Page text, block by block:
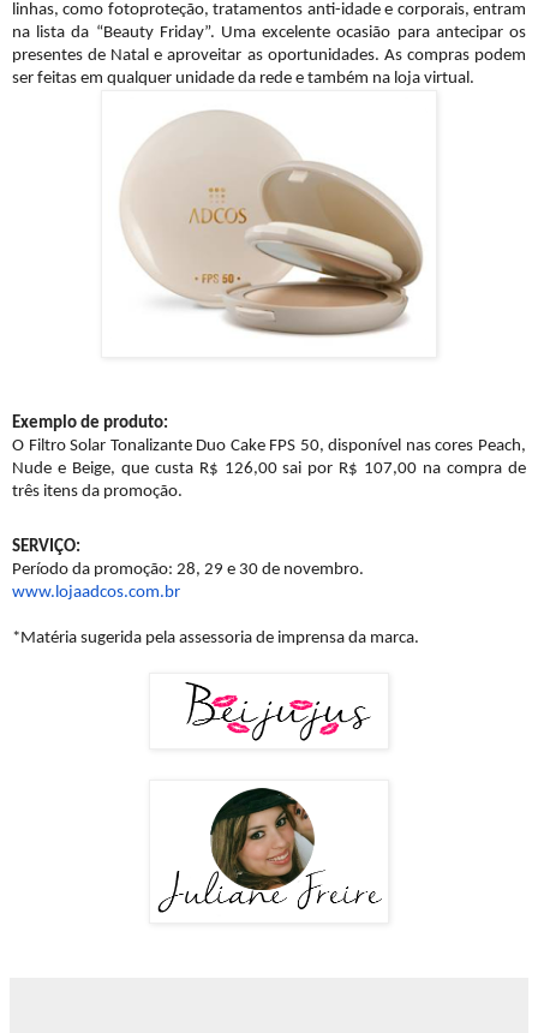
linhas, como fotoproteção, tratamentos anti-idade e corporais, entram
na lista da “Beauty Friday”. Uma excelente ocasião para antecipar os
presentes de Natal e aproveitar as oportunidades. As compras podem
ser feitas em qualquer unidade da rede e também na loja virtual.
Exemplo de produto:
O Filtro Solar Tonalizante Duo Cake FPS 50, disponível nas cores Peach,
Nude e Beige, que custa R$ 126,00 sai por R$ 107,00 na compra de
três itens da promoção.
SERVIÇO:
Período da promoção: 28, 29 e 30 de novembro.
www.lojaadcos.com.br
*Matéria sugerida pela assessoria de imprensa da marca.